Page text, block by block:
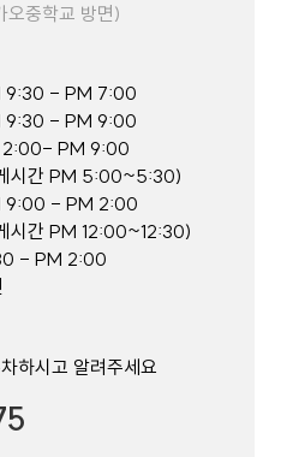
오중학교 방면)
9:30 - PM 7:00
9:30 - PM 9:00
2:00- PM 9:00
시간 PM 5:00~5:30)
9:00 - PM 2:00
시간 PM 12:00~12:30)
- PM 2:00
하시고 알려주세요